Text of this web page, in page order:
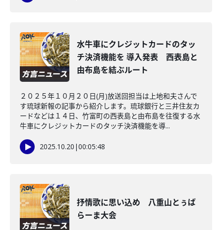
水牛車にクレジットカードのタッ
チ決済機能を 導入発表 西表島と
由布島を結ぶルート
２０２５年１０月２０日(月)放送回担当は上地和夫さんで
す琉球新報の記事から紹介します。琉球銀行と三井住友カ
ードなどは１４日、竹富町の西表島と由布島を往復する水
牛車にクレジットカードのタッチ決済機能を導...
2025.10.20 |00:05:48
抒情歌に思い込め 八重山とぅば
らーま大会